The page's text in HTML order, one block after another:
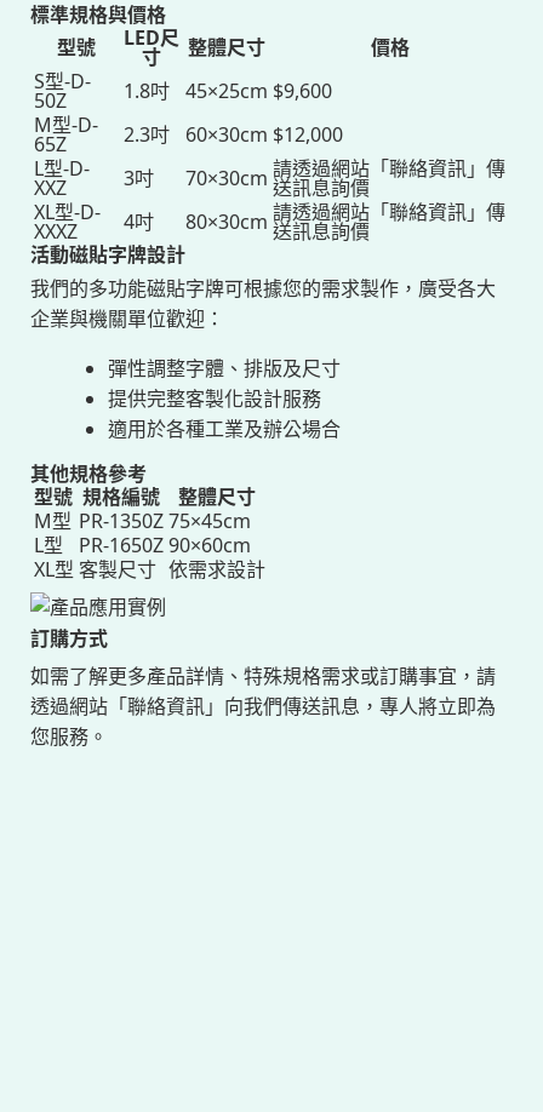
標準規格與價格
型號
LED尺
寸 整體尺寸
價格
S型-D-
50Z 1.8吋 45×25cm $9,600
M型-D-
65Z 2.3吋 60×30cm $12,000
L型-D-
XXZ 3吋 70×30cm 請透過網站「聯絡資訊」傳
送訊息詢價
XL型-D-
XXXZ 4吋 80×30cm 請透過網站「聯絡資訊」傳
送訊息詢價
活動磁貼字牌設計
我們的多功能磁貼字牌可根據您的需求製作，廣受各大
企業與機關單位歡迎：
彈性調整字體、排版及尺寸
提供完整客製化設計服務
適用於各種工業及辦公場合
其他規格參考
型號 規格編號
整體尺寸
M型 PR-1350Z75×45cm
L型
PR-1650Z90×60cm
XL型 客製尺寸 依需求設計
訂購方式
如需了解更多產品詳情、特殊規格需求或訂購事宜，請
透過網站「聯絡資訊」向我們傳送訊息，專人將立即為
您服務。